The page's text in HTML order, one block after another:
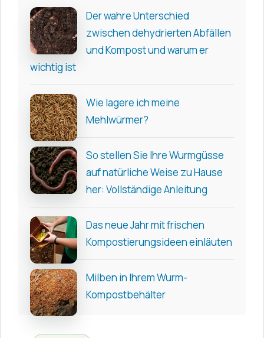
Der wahre Unterschied
zwischen dehydrierten Abfällen
und Kompost und warum er
wichtig ist
Wie lagere ich meine
Mehlwürmer?
So stellen Sie Ihre Wurmgüsse
auf natürliche Weise zu Hause
her: Vollständige Anleitung
Das neue Jahr mit frischen
Kompostierungsideen einläuten
Milben in Ihrem Wurm-
Kompostbehälter